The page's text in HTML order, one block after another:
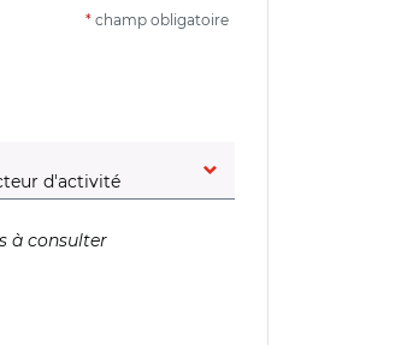
* champ obligatoire
obligatoire)
à consulter